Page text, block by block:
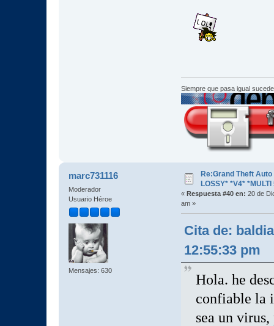
Siempre que pasa igual
marc731116
Moderador
Usuario Héroe
Mensajes: 630
Re:Grand Theft
LOSSY* *V4*
« Respuesta #40 en: 20 de
am »
Cita de:
12:55:33 pm
Hola. he
confiable la
sea un